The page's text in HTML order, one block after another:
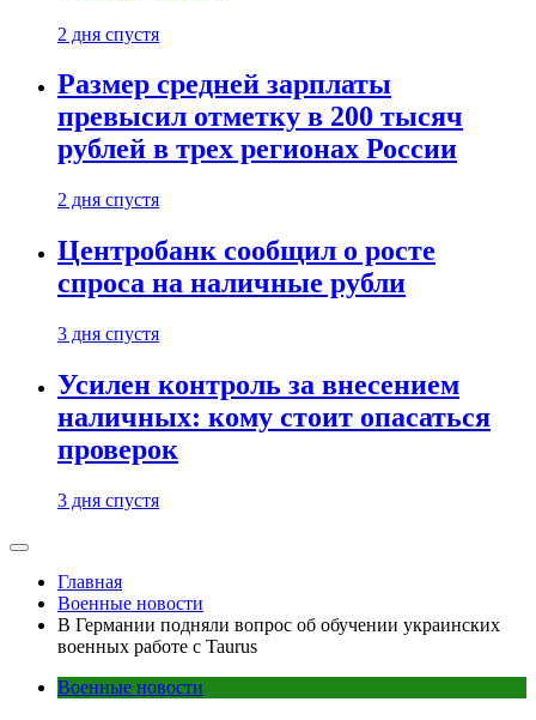
2 дня спустя
Размер средней зарплаты
превысил отметку в 200 тысяч
рублей в трех регионах России
2 дня спустя
Центробанк сообщил о росте
спроса на наличные рубли
3 дня спустя
Усилен контроль за внесением
наличных: кому стоит опасаться
проверок
3 дня спустя
Главная
Военные новости
В Германии подняли вопрос об обучении украинских
военных работе с Taurus
Военные новости